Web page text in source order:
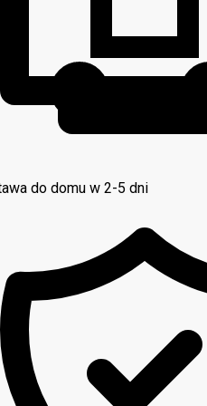
do domu w 2-5 dni